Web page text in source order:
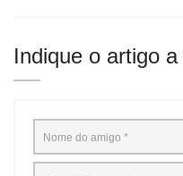
Indique o artigo